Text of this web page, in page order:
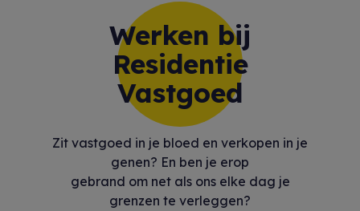
Werken bij
Residentie
Vastgoed
Zit vastgoed in je bloed en verkopen in je
genen? En ben je erop
gebrand om net als ons elke dag je
grenzen te verleggen?